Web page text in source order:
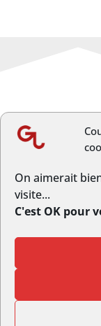
On aimerait
visite...
C'est OK pour
Article
© Copyright